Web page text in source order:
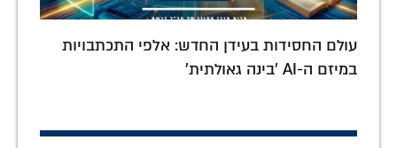
עולם החסידות בעידן החדש: אלפי התכתבויות
במיזם ה-AI 'בינה גאולתית'